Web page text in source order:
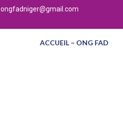
ongfadniger@gmail.com
ACCUEIL – ONG FAD